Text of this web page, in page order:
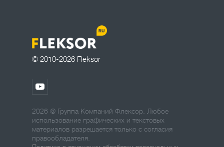
© 2010-2026 Fleksor
2026 @ Группа Компаний Флексор. Любое
использование графических и текстовых
материалов разрешается только с согласия
правообладателя.